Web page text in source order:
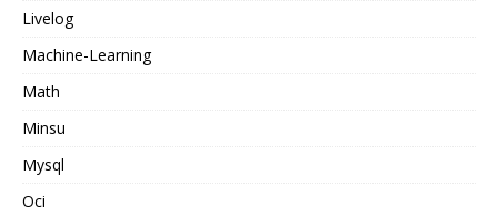
Livelog
Machine-Learning
Math
Minsu
Mysql
Oci